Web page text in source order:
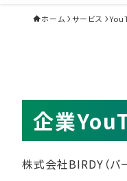
ホーム サービス
企業
株式会社BIRDY（バ